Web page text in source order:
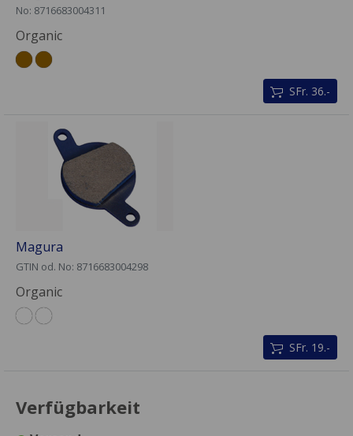
No: 8716683004311
Organic
SFr. 36.-
Magura
GTIN od. No: 8716683004298
Organic
SFr. 19.-
Verfügbarkeit